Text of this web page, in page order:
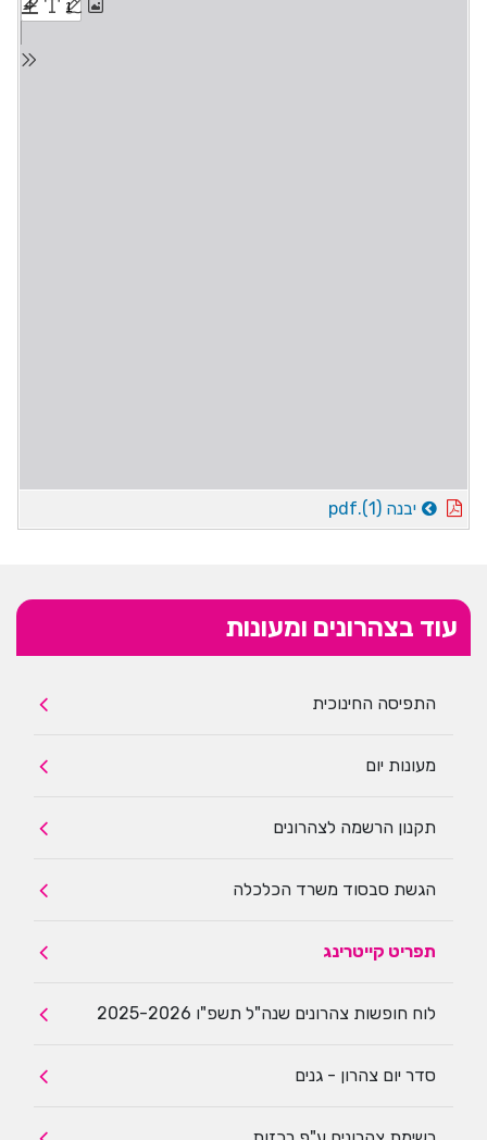
יבנה (1).pdf
עוד בצהרונים ומעונות
התפיסה החינוכית
מעונות יום
תקנון הרשמה לצהרונים
הגשת סבסוד משרד הכלכלה
תפריט קייטרינג
לוח חופשות צהרונים שנה"ל תשפ"ו 2025-2026
סדר יום צהרון - גנים